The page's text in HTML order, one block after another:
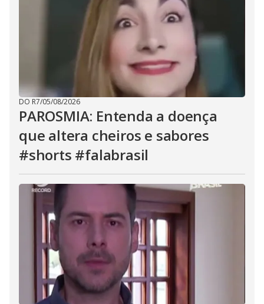
DO R7/05/08/2026
PAROSMIA: Entenda a doença
que altera cheiros e sabores
#shorts #falabrasil